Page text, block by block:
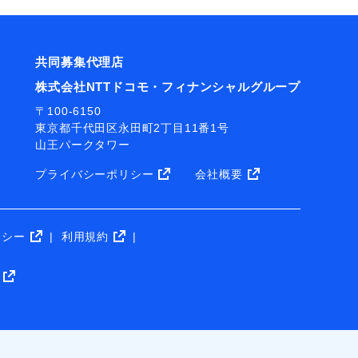
共同募集代理店
株式会社NTTドコモ・フィナンシャルグループ
〒100-6150
東京都千代田区永田町2丁目11番1号
山王パークタワー
プライバシーポリシー 会社概要
ー 利用規約